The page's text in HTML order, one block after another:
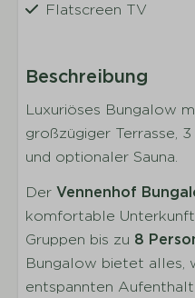
Flatscreen TV
Küchengeräte
Geschirr
Besteck
Trinkgläser
Töpfe
Esstisch
Kaffeemaschine
Wasserkocher
Beschreibung
Luxuriöses Bungalow
großzügiger Terrasse,
und optionaler Sauna.
Der Vennenhof
komfortable
Gruppen bis zu 8
Bungalow bietet alles,
entspannten